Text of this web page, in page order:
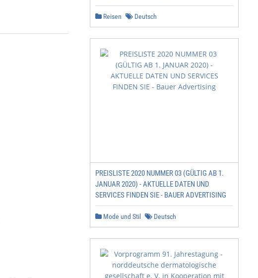
Reisen Deutsch
PREISLISTE 2020 NUMMER 03 (GÜLTIG AB 1.
JANUAR 2020) - AKTUELLE DATEN UND
SERVICES FINDEN SIE - BAUER ADVERTISING
Mode und Stil Deutsch